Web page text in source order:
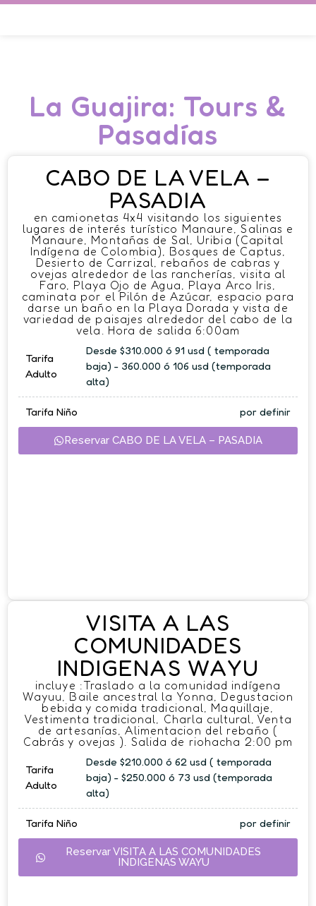
La Guajira: Tours &
Pasadías
CABO DE LA VELA –
PASADIA
en camionetas 4x4 visitando los siguientes
lugares de interés turístico Manaure, Salinas e
Manaure, Montañas de Sal, Uribia (Capital
Indígena de Colombia), Bosques de Captus,
Desierto de Carrizal, rebaños de cabras y
ovejas alrededor de las rancherías, visita al
Faro, Playa Ojo de Agua, Playa Arco Iris,
caminata por el Pilón de Azúcar, espacio para
darse un baño en la Playa Dorada y vista de
variedad de paisajes alrededor del cabo de la
vela. Hora de salida 6:00am
Tarifa
Adulto
Desde $310.000 ó 91 usd ( temporada
baja) - 360.000 ó 106 usd (temporada
alta)
Tarifa Niño por definir
Reservar CABO DE LA VELA – PASADIA
VISITA A LAS
COMUNIDADES
INDIGENAS WAYU
incluye :Traslado a la comunidad indígena
Wayuu, Baile ancestral la Yonna, Degustacion
bebida y comida tradicional, Maquillaje,
Vestimenta tradicional, Charla cultural, Venta
de artesanías, Alimentacion del rebaño (
Cabrás y ovejas ). Salida de riohacha 2:00 pm
Tarifa
Adulto
Desde $210.000 ó 62 usd ( temporada
baja) - $250.000 ó 73 usd (temporada
alta)
Tarifa Niño por definir
Reservar VISITA A LAS COMUNIDADES
INDIGENAS WAYU